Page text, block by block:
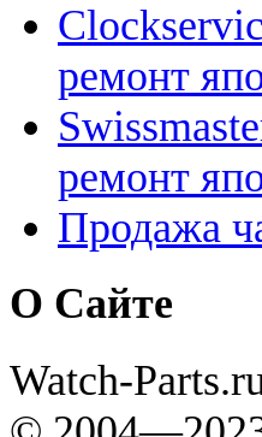
ремонт
ремонт
Продажа
О Сайте
Watch-